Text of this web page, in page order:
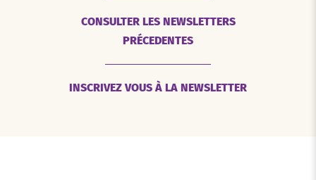
CONSULTER LES NEWSLETTERS
PRÉCEDENTES
INSCRIVEZ VOUS À LA NEWSLETTER